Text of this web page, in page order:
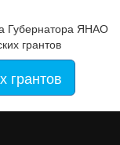
Губернатора ЯНАО
грантов
грантов